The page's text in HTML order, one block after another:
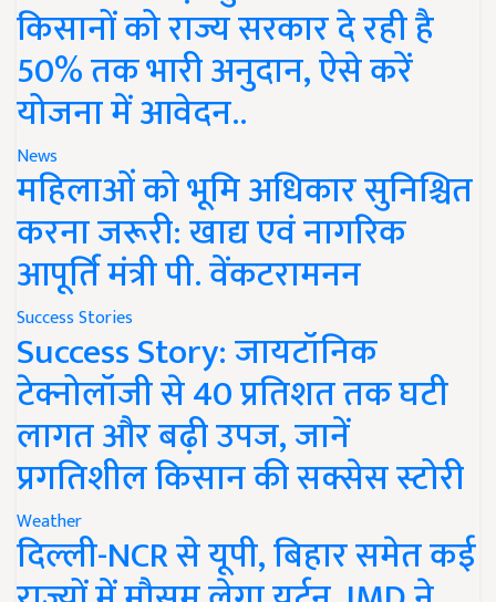
किसानों को राज्य सरकार दे रही है
50% तक भारी अनुदान, ऐसे करें
योजना में आवेदन..
News
महिलाओं को भूमि अधिकार सुनिश्चित
करना जरूरी: खाद्य एवं नागरिक
आपूर्ति मंत्री पी. वेंकटरामनन
Success Stories
Success Story: जायटॉनिक
टेक्नोलॉजी से 40 प्रतिशत तक घटी
लागत और बढ़ी उपज, जानें
प्रगतिशील किसान की सक्सेस स्टोरी
Weather
दिल्ली-NCR से यूपी, बिहार समेत कई